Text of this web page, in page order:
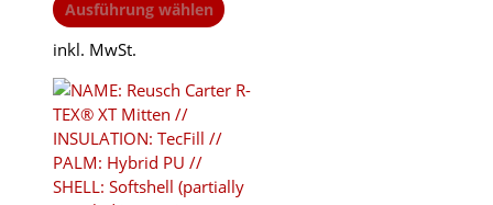
Ausführung wählen This
multiple
may
inkl. MwSt.